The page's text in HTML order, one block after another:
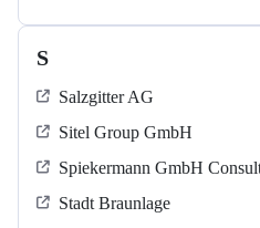
S
Salzgitter AG
Sitel Group GmbH
Spiekermann GmbH
Stadt Braunlage